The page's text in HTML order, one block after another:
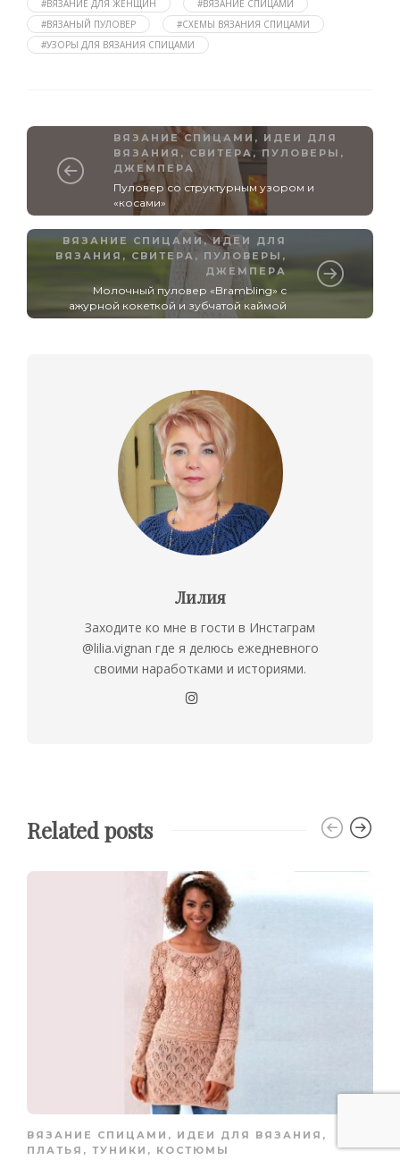
#ВЯЗАНИЕ ДЛЯ ЖЕНЩИН
#ВЯЗАНИЕ СПИЦАМИ
#ВЯЗАНЫЙ ПУЛОВЕР
#СХЕМЫ ВЯЗАНИЯ СПИЦАМИ
#УЗОРЫ ДЛЯ ВЯЗАНИЯ СПИЦАМИ
ВЯЗАНИЕ СПИЦАМИ , ИДЕИ ДЛЯ
ВЯЗАНИЯ , СВИТЕРА, ПУЛОВЕРЫ,
ДЖЕМПЕРА
Пуловер со структурным узором и
«косами»
ВЯЗАНИЕ СПИЦАМИ,ИДЕИ ДЛЯ
ВЯЗАНИЯ , СВИТЕРА, ПУЛОВЕРЫ,
ДЖЕМПЕРА
Молочный пуловер «Brambling» с
ажурной кокеткой и зубчатой каймой
Лилия
Заходите ко мне в гости в Инстаграм
@lilia.vignan где я делюсь ежедневного
своими наработками и историями.
Related posts
ВЯЗАНИЕ СПИЦАМИ , ИДЕИ ДЛЯ ВЯЗАНИЯ ,
ПЛАТЬЯ, ТУНИКИ, КОСТЮМЫ